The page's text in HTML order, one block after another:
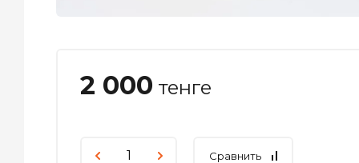
2 000 тенге
Сравнить